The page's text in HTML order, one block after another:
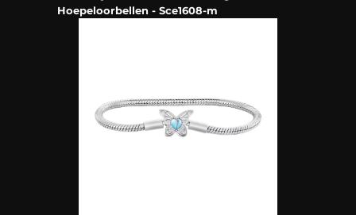
Hoepeloorbellen - Sce1608-m